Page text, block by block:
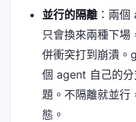
並行的隔離：兩個
只會換來兩種下場
併衝突打到崩潰
個 agent 自己的
題。不隔離就並行
態。